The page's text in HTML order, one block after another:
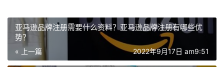
亚马逊品牌注册需要什么资料？亚马逊品牌注册有哪些优
势？
« 上一篇 2022年9月17日 am9:51